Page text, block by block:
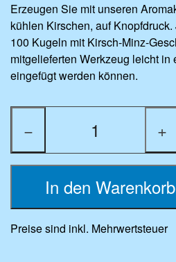
Erzeugen Sie mit unseren
kühlen Kirschen, auf
100 Kugeln mit Kirsch-Minz-
mitgelieferten Werkzeug leicht in
eingefügt werden können.
− +
In den
Preise sind inkl. Mehrwertsteuer